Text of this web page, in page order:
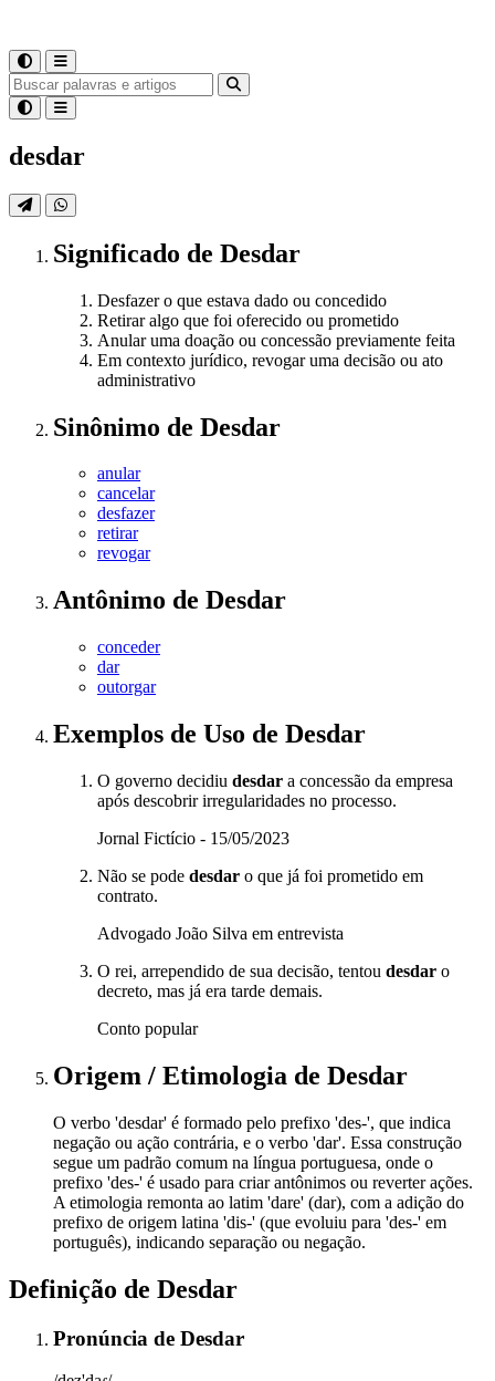
desdar
Significado de Desdar
Desfazer o que estava dado ou concedido
Retirar algo que foi oferecido ou prometido
Anular uma doação ou concessão previamente feita
Em contexto jurídico, revogar uma decisão ou ato
administrativo
Sinônimo de Desdar
anular
cancelar
desfazer
retirar
revogar
Antônimo de Desdar
conceder
dar
outorgar
Exemplos de Uso de Desdar
O governo decidiu desdar a concessão da empresa
após descobrir irregularidades no processo.
Jornal Fictício - 15/05/2023
Não se pode desdar o que já foi prometido em
contrato.
Advogado João Silva em entrevista
O rei, arrependido de sua decisão, tentou desdar o
decreto, mas já era tarde demais.
Conto popular
Origem / Etimologia de Desdar
O verbo 'desdar' é formado pelo prefixo 'des-', que indica
negação ou ação contrária, e o verbo 'dar'. Essa construção
segue um padrão comum na língua portuguesa, onde o
prefixo 'des-' é usado para criar antônimos ou reverter ações.
A etimologia remonta ao latim 'dare' (dar), com a adição do
prefixo de origem latina 'dis-' (que evoluiu para 'des-' em
português), indicando separação ou negação.
Definição de Desdar
Pronúncia de Desdar